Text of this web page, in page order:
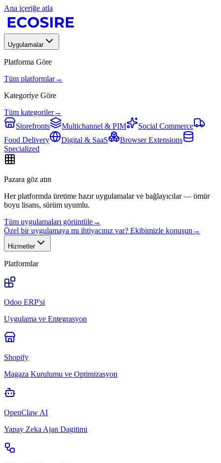
Ana içeriğe atla
Uygulamalar
Platforma Göre
Tüm platformlar→
Kategoriye Göre
Tüm kategoriler→
Storefronts
Multichannel & PIM
Social Commerce
Food Delivery
Digital & SaaS
Browser Extensions
Specialized
Pazara göz atın
Her platformda üretime hazır uygulamalar ve bağlayıcılar — ömür
boyu lisans, sürüm uyumlu.
Tüm uygulamaları görüntüle→
Özel bir uygulamaya mı ihtiyacınız var? Ekibimizle konuşun →
Hizmetler
Platformlar
Odoo ERP'si
Uygulama ve Entegrasyon
Shopify
Magaza Kurulumu ve Optimizasyon
OpenClaw AI
Yapay Zeka Ajan Dagitimi